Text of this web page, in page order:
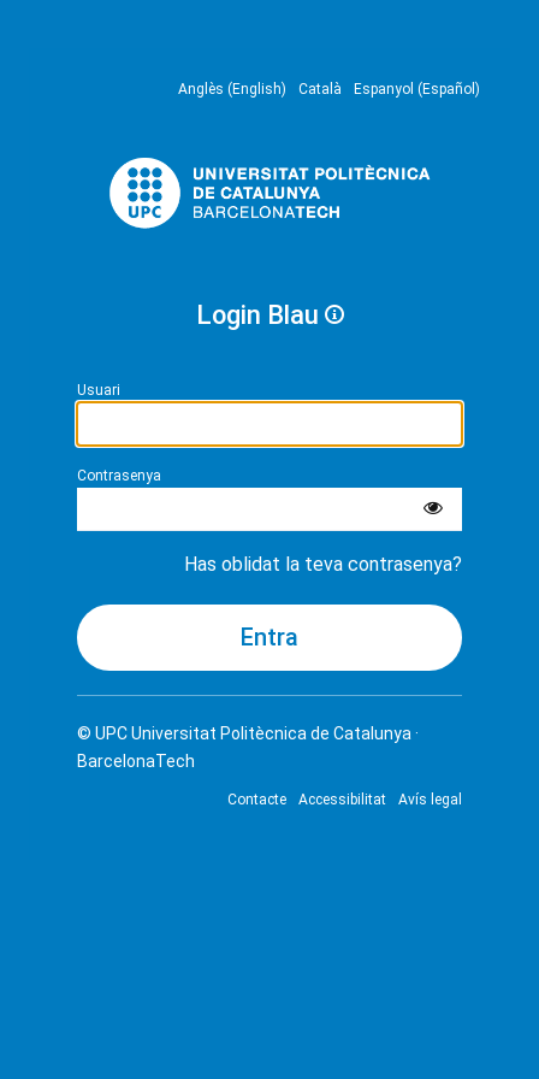
Anglès (English) Català Espanyol (Español)
Login Blau
Usuari
Contrasenya
Has oblidat la teva contrasenya?
© UPCUniversitat Politècnica de Catalunya ·
BarcelonaTech
Contacte Accessibilitat Avís legal